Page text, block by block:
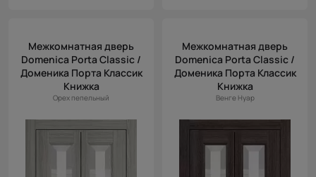
Межкомнатная дверь
Domenica Porta Classic /
Доменика Порта Классик
Книжка
Орех пепельный
Межкомнатная дверь
Domenica Porta Classic /
Доменика Порта Классик
Книжка
Венге Нуар